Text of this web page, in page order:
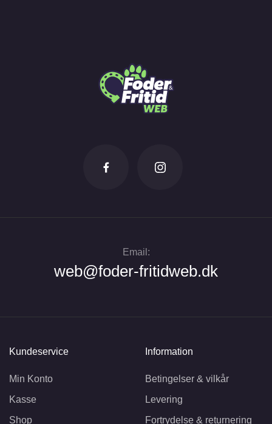
Email:
web@foder-fritidweb.dk
Kundeservice
Min Konto
Kasse
Shop
Information
Betingelser & vilkår
Levering
Fortrydelse & returnering